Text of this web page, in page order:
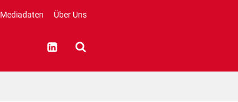
Mediadaten Über Uns